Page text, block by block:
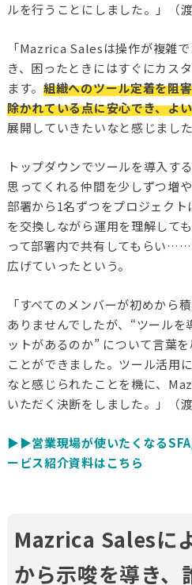
ルを行うことにしました。」（渡
「Mazrica Salesは操作が複雑
き、困ったときにはすぐにカス
ます。組織へのツール定着を阻
除かれている点に安心でき、よ
展開していきたいなと感じまし
トップダウンでツールを導入す
思ってくれる仲間を少しずつ増
部署から1名ずつをプロジェク
を交換しながら運用を理解して
って部署内で共有してもらい
広げていったという。
「すべてのメンバーが初めから
ありませんでしたが、“ツール
ットがあるのか” について言葉
ことができました。ツール活用
なと感じられたことを機に、
いただく決断をしました。」（渡
▶️▶️営業現場が使いたくなる
ービス紹介資料はこちら
Mazrica Salesに
から示唆を導き、